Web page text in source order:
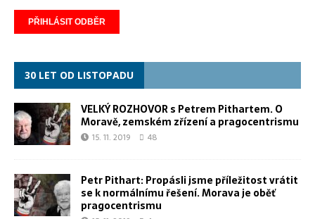
30 LET OD LISTOPADU
VELKÝ ROZHOVOR s Petrem Pithartem. O
Moravě, zemském zřízení a pragocentrismu
15. 11. 2019 48
Petr Pithart: Propásli jsme příležitost vrátit
se k normálnímu řešení. Morava je oběť
pragocentrismu